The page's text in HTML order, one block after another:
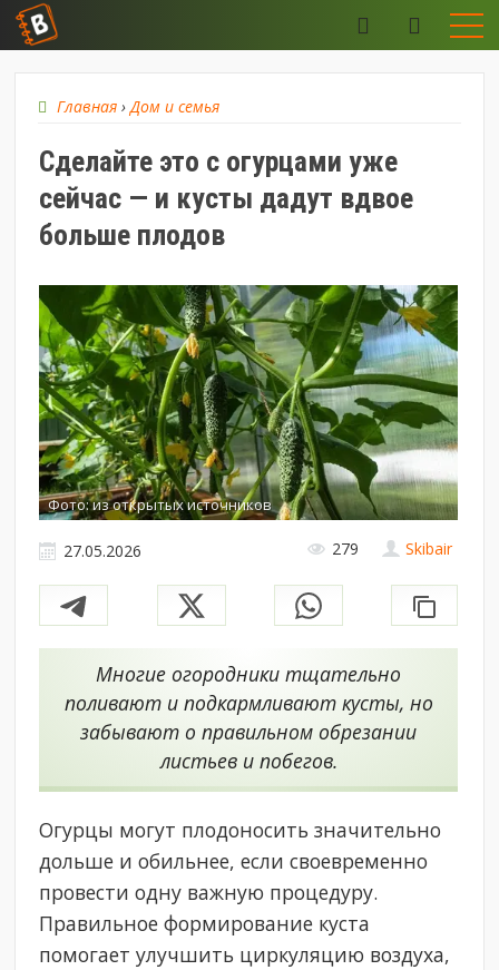
Главная ›Дом и семья
Сделайте это с огурцами уже
сейчас — и кусты дадут вдвое
больше плодов
Фото: из открытых источников
Skibair
27.05.2026 279
Многие огородники тщательно
поливают и подкармливают кусты, но
забывают о правильном обрезании
листьев и побегов.
Огурцы могут плодоносить значительно
дольше и обильнее, если своевременно
провести одну важную процедуру.
Правильное формирование куста
помогает улучшить циркуляцию воздуха,